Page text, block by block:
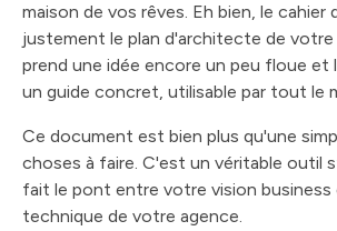
maison de vos rêves. Eh bien, le cahier
justement le plan d'architecte de votre
prend une idée encore un peu floue et
un guide concret, utilisable par tout le
Ce document est bien plus qu'une
choses à faire. C'est un véritable outil
fait le pont entre votre vision business
technique de votre agence.